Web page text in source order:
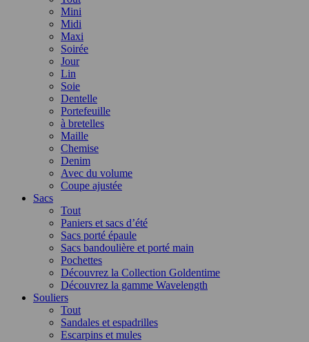
Mini
Midi
Maxi
Soirée
Jour
Lin
Soie
Dentelle
Portefeuille
à bretelles
Maille
Chemise
Denim
Avec du volume
Coupe ajustée
Sacs
Tout
Paniers et sacs d’été
Sacs porté épaule
Sacs bandoulière et porté main
Pochettes
Découvrez la Collection Goldentime
Découvrez la gamme Wavelength
Souliers
Tout
Sandales et espadrilles
Escarpins et mules